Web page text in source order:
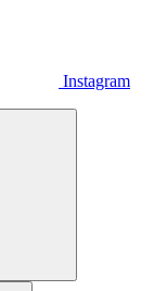
Instagram